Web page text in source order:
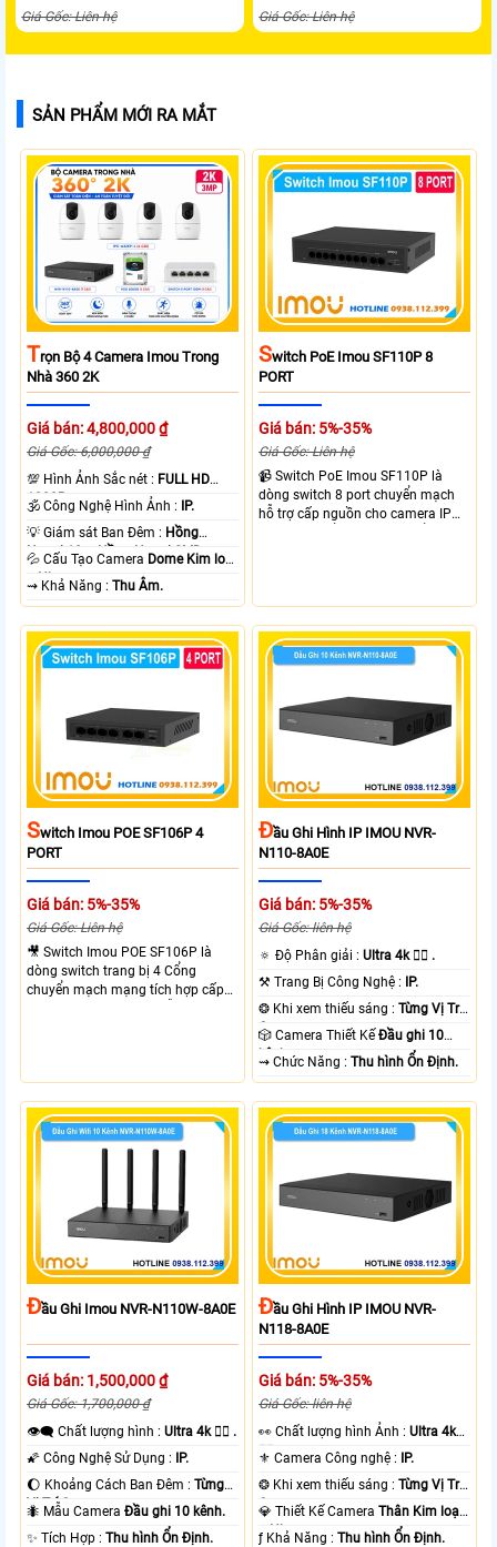
Giá Gốc: Liên hệ Giá Gốc: Liên hệ
SẢN PHẨM MỚI RA MẮT
TRọn Bộ 4 Camera Imou Trong
Nhà 360 2K
Giá bán: 4,800,000 ₫
Giá Gốc: 6,000,000 ₫
💯 Hình Ảnh Sắc nét : FULL HD
1080P .
🕉️ Công Nghệ Hình Ảnh :
IP.
💡 Giám sát Ban Đêm : Hồng
Ngoại 10m Hồng Ngoại SMD.
💦 Cấu Tạo Camera Dome Kim loại
+ Nhựa.
️⇝ Khả Năng :Thu Âm.
SWitch PoE Imou SF110P 8
PORT
Giá bán: 5%-35%
Giá Gốc: Liên hệ
📹 Switch PoE Imou SF110P là
dòng switch 8 port chuyển mạch
hỗ trợ cấp nguồn cho camera IP
cổng 1-8 lên đến 30WTổng công
suất cho 8 cổng POE là 65W
SWitch Imou POE SF106P 4
PORT
Giá bán: 5%-35%
Giá Gốc: Liên hệ
🎥 Switch Imou POE SF106P là
dòng switch trang bị 4 Cổng
chuyển mạch mạng tích hợp cấp
cách lên đến 250m Công suất PoE
cổng 1-4 lên đến 30W
ĐẦu Ghi Hình IP IMOU NVR-
N110-8A0E
Giá bán: 5%-35%
Giá Gốc: liên hệ
🔅 Độ Phân giải :Ultra 4k 👍🏾 .
⚒ Trang Bị Công Nghệ : IP.
❂ Khi xem thiếu sáng :Từng Vị Trí
Camera .
🎲 Camera Thiết KếĐầu ghi 10
kênh.
️⇝ Chức Năng :Thu hình Ổn Định.
ĐẦu Ghi Imou NVR-N110W-8A0E
Giá bán: 1,500,000 ₫
Giá Gốc: 1,700,000 ₫
👁️‍🗨 Chất lượng hình :Ultra 4k 👍🏾 .
🌠 Công Nghệ Sử Dụng : IP.
🌔 Khoảng Cách Ban Đêm :Từng
Vị Trí Camera .
🐜 Mẫu CameraĐầu ghi 10 kênh.
️✨ Tích Hợp :Thu hình Ổn Định.
ĐẦu Ghi Hình IP IMOU NVR-
N118-8A0E
Giá bán: 5%-35%
Giá Gốc: liên hệ
️👀 Chất lượng hình Ảnh :Ultra 4k
👍🏾 .
⚜️ Camera Công nghệ : IP.
❂ Khi xem thiếu sáng :Từng Vị Trí
Camera .
💎 Thiết Kế CameraThân Kim loại
+ Nhựa.
️ƒ Khả Năng :Thu hình Ổn Định.